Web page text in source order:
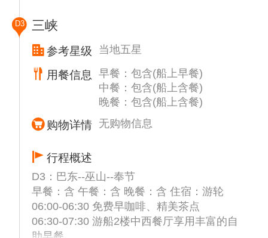
整个坝区，参观三峡工程模型室，乘观光电梯
下行到船闸观景台，近距离欣赏世界上最大的
双线五级梯级船闸，感受华夏民族的伟大与自
豪。
11:00-12:00【三峡升船机】（自理290元/人
或自由活动）（备注：三峡大坝升船机难度
大、遇到大风、调箱等情况会关闭检修，游船
是目前世界上技术难度最高、规模最大的“船
舶电梯”，升船机全线总长约 5000米，船厢室
段塔柱建筑高度146米，最大提升高度为 113
米、最大提升重量超过 1.55 万吨，相当于1万
多辆中型家用轿车的重量和 40 层楼左右的高
度，被誉为三峡的奇迹工程。亲身感受“船坐
D3 三峡
参考星级 当地五星
用餐信息
早餐：包含(船上早餐)
中餐：包含(船上含餐)
晚餐：包含(船上含餐)
购物详情 无购物信息
行程概述
D3：巴东--巫山--奉节
早餐：含 午餐：含 晚餐：含 住宿：游轮
06:00-06:30 免费早咖啡、精美茶点
06:30-07:30 游船2楼中西餐厅享用丰富的自